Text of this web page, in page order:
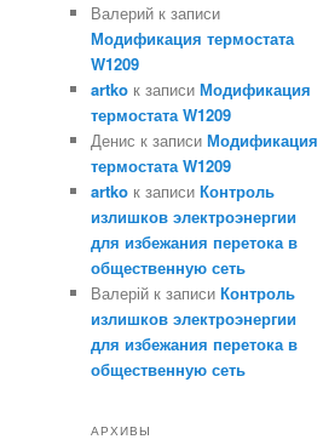
Валерий к записи
Модификация термостата
W1209
artko к записи Модификация
термостата W1209
Денис к записи Модификация
термостата W1209
artko к записи Контроль
излишков электроэнергии
для избежания перетока в
общественную сеть
Валерій к записи Контроль
излишков электроэнергии
для избежания перетока в
общественную сеть
АРХИВЫ